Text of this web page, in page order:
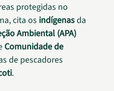
protegidas no
cita os indígenasda
Ambiental (APA)
Comunidade de
de pescadores
.